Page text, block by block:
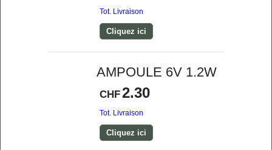
Tot. Livraison
Cliquez ici
AMPOULE 6V 1.2W
CHF2.30
Tot. Livraison
Cliquez ici